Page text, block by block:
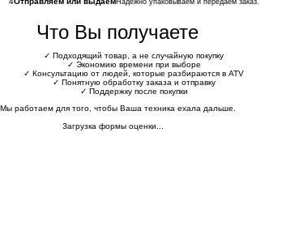
Надёжно упаковываем и передаём заказ.
Что Вы получаете
✓ Подходящий товар, а не случайную покупку
✓ Экономию времени при выборе
✓ Консультацию от людей, которые разбираются в ATV
✓ Понятную обработку заказа и отправку
✓ Поддержку после покупки
Мы работаем для того, чтобы Ваша техника ехала дальше.
Загрузка формы оценки...